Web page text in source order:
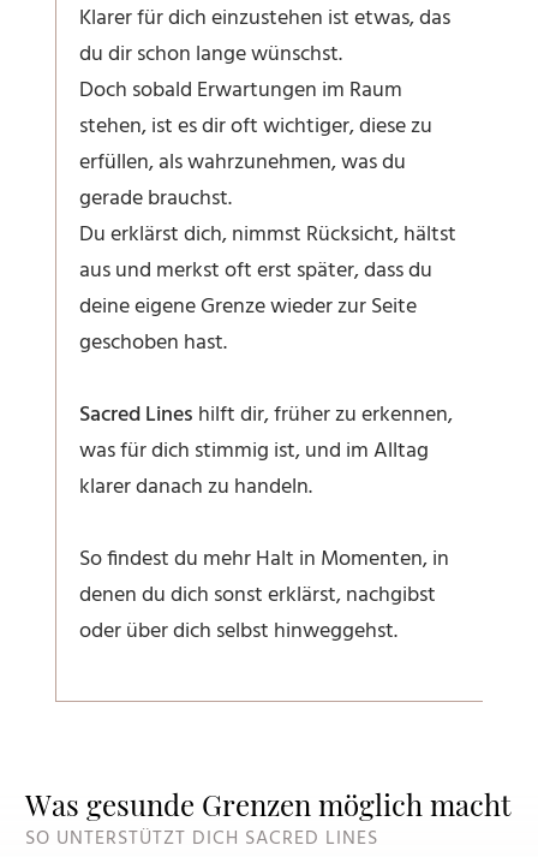
Klarer für dich einzustehen ist etwas, das
du dir schon lange wünschst.
Doch sobald Erwartungen im Raum
stehen, ist es dir oft wichtiger, diese zu
erfüllen, als wahrzunehmen, was du
gerade brauchst.
Du erklärst dich, nimmst Rücksicht, hältst
aus und merkst oft erst später, dass du
deine eigene Grenze wieder zur Seite
geschoben hast.
Sacred Lines hilft dir, früher zu erkennen,
was für dich stimmig ist, und im Alltag
klarer danach zu handeln.
So findest du mehr Halt in Momenten, in
denen du dich sonst erklärst, nachgibst
oder über dich selbst hinweggehst.
Was gesunde Grenzen möglich macht
SO UNTERSTÜTZT DICH SACRED LINES